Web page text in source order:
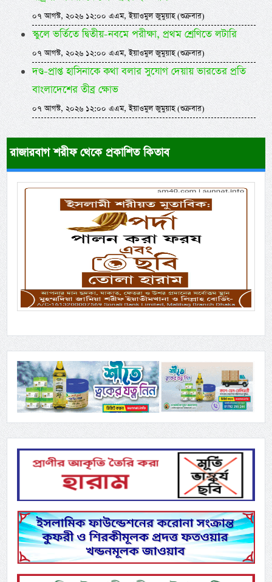
০৭ আগস্ট, ২০২৬ ১২:০০ এএম, ইয়াওমুল জুমুয়াহ (শুক্রবার)
স্কুলে ভর্তিতে দ্বিতীয়-নবমে পরীক্ষা, প্রথম শ্রেণিতে লটারি
০৭ আগস্ট, ২০২৬ ১২:০০ এএম, ইয়াওমুল জুমুয়াহ (শুক্রবার)
দণ্ড-প্রাপ্ত হাসিনাকে কথা বলার সুযোগ দেয়ায় ভারতের প্রতি
বাংলাদেশের তীব্র ক্ষোভ
০৭ আগস্ট, ২০২৬ ১২:০০ এএম, ইয়াওমুল জুমুয়াহ (শুক্রবার)
রাজারবাগ শরীফ থেকে প্রকাশিত কিতাব